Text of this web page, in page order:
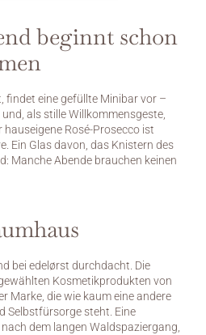
beginnt schon
findet eine gefüllte Minibar vor –
als stille Willkommensgeste,
hauseigene Rosé-Prosecco ist
Ein Glas davon, das Knistern des
Manche Abende brauchen keinen
bei edelørst durchdacht. Die
Kosmetikprodukten von
Marke, die wie kaum eine andere
Selbstfürsorge steht. Eine
dem langen Waldspaziergang,